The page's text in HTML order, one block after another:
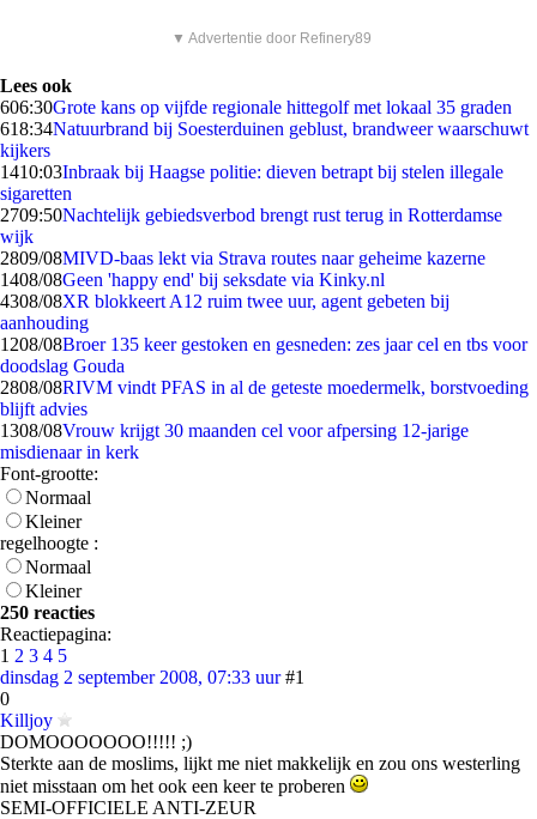
▼ Advertentie door Refinery89
Lees ook
606:30Grote kans op vijfde regionale hittegolf met lokaal 35 graden
618:34Natuurbrand bij Soesterduinen geblust, brandweer waarschuwt
kijkers
1410:03Inbraak bij Haagse politie: dieven betrapt bij stelen illegale
sigaretten
2709:50Nachtelijk gebiedsverbod brengt rust terug in Rotterdamse
wijk
2809/08MIVD-baas lekt via Strava routes naar geheime kazerne
1408/08Geen 'happy end' bij seksdate via Kinky.nl
4308/08XR blokkeert A12 ruim twee uur, agent gebeten bij
aanhouding
1208/08Broer 135 keer gestoken en gesneden: zes jaar cel en tbs voor
doodslag Gouda
2808/08RIVM vindt PFAS in al de geteste moedermelk, borstvoeding
blijft advies
1308/08Vrouw krijgt 30 maanden cel voor afpersing 12-jarige
misdienaar in kerk
Font-grootte:
Normaal
Kleiner
regelhoogte :
Normaal
Kleiner
250 reacties
Reactiepagina:
1 2 3 4 5
dinsdag 2 september 2008, 07:33 uur #1
0
Killjoy
DOMOOOOOOO!!!!! ;)
Sterkte aan de moslims, lijkt me niet makkelijk en zou ons westerling
niet misstaan om het ook een keer te proberen
SEMI-OFFICIELE ANTI-ZEUR